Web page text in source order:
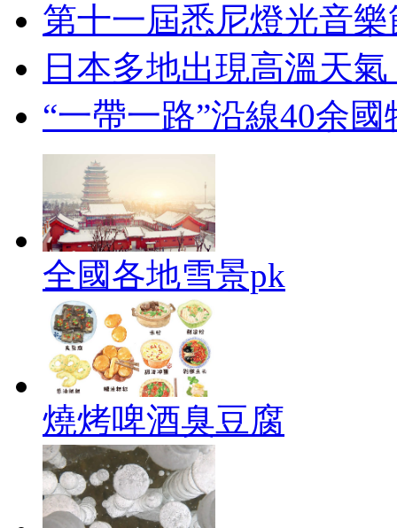
第十一屆悉尼燈光音
日本多地出現高溫天
“一帶一路”沿線40余
全國各地雪景pk
燒烤啤酒臭豆腐